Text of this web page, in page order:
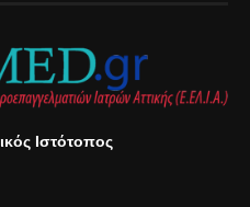
Ιστότοπος